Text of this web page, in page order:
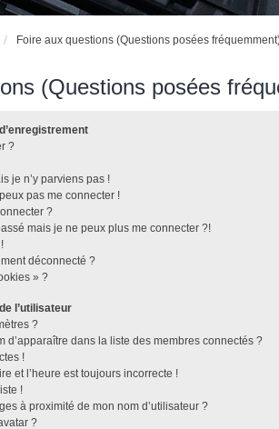
Foire aux questions (Questions posées
(Questions posées
?
je n’y parviens pas !
pas me connecter !
?
mais je ne peux plus me connecter ?!
déconnecté ?
» ?
l’utilisateur
?
d’apparaître dans la liste des membres connectés ?
!
et l’heure est toujours incorrecte !
!
à proximité de mon nom d’utilisateur ?
?